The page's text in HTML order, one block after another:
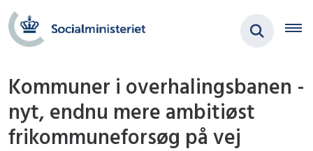
Kommuner i overhalingsbanen -
nyt, endnu mere ambitiøst
frikommuneforsøg på vej